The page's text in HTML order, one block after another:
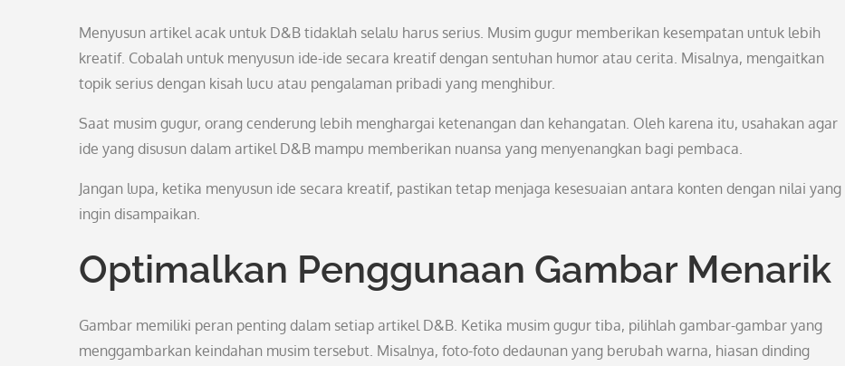
Menyusun artikel acak untuk D&B tidaklah selalu harus serius. Musim gugur memberikan kesempatan untuk lebih
kreatif. Cobalah untuk menyusun ide-ide secara kreatif dengan sentuhan humor atau cerita. Misalnya, mengaitkan
topik serius dengan kisah lucu atau pengalaman pribadi yang menghibur.
Saat musim gugur, orang cenderung lebih menghargai ketenangan dan kehangatan. Oleh karena itu, usahakan agar
ide yang disusun dalam artikel D&B mampu memberikan nuansa yang menyenangkan bagi pembaca.
Jangan lupa, ketika menyusun ide secara kreatif, pastikan tetap menjaga kesesuaian antara konten dengan nilai yang
ingin disampaikan.
Optimalkan Penggunaan Gambar Menarik
Gambar memiliki peran penting dalam setiap artikel D&B. Ketika musim gugur tiba, pilihlah gambar-gambar yang
menggambarkan keindahan musim tersebut. Misalnya, foto-foto dedaunan yang berubah warna, hiasan dinding